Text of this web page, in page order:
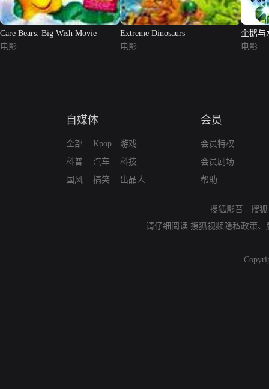
Care Bears: Big Wish Movie
电影
Extreme Dinosaurs
电影
企鹅与
电影
自媒体
全部
科普
国风
Kpop
汽车
搞笑
游戏
科技
出品人
会员
会员特权
会员剧场
帮助
搜狐影音 - 搜
请仔细阅读 搜狐视频隐私政策、